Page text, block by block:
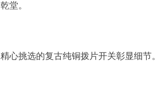
乾堂。
精心挑选的复古纯铜拨片开关彰显细节。